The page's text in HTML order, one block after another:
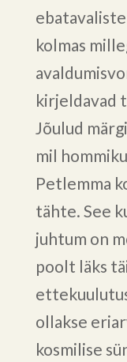
kolmas
kirjeldavad
Jõulud
mil
Petlemma
tähte. See
juhtum on
poolt läks
ollakse
kosmilise